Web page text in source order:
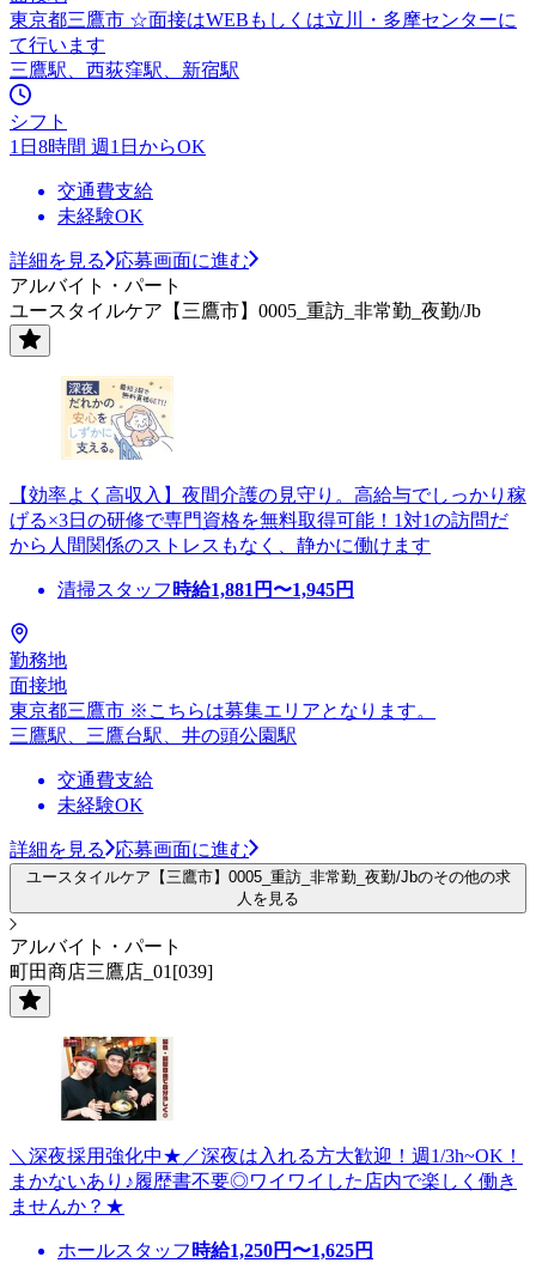
東京都三鷹市 ☆面接はWEBもしくは立川・多摩センターに
て行います
三鷹駅、西荻窪駅、新宿駅
シフト
1日8時間 週1日からOK
交通費支給
未経験OK
詳細を見る
応募画面に進む
アルバイト・パート
ユースタイルケア【三鷹市】0005_重訪_非常勤_夜勤/Jb
【効率よく高収入】夜間介護の見守り。高給与でしっかり稼
げる×3日の研修で専門資格を無料取得可能！1対1の訪問だ
から人間関係のストレスもなく、静かに働けます
清掃スタッフ 時給1,881 円〜1,945円
勤務地
面接地
東京都三鷹市 ※こちらは募集エリアとなります。
三鷹駅、三鷹台駅、井の頭公園駅
交通費支給
未経験OK
詳細を見る 応募画面に進む
ユースタイルケア【三鷹市】0005_重訪_非常勤_夜勤/Jbのその他の求
人を見る
アルバイト・パート
町田商店三鷹店_01[039]
＼深夜採用強化中★／深夜は入れる方大歓迎！週1/3h~OK！
まかないあり♪履歴書不要◎ワイワイした店内で楽しく働き
ませんか？★
ホールスタッフ 時給1,250円〜1,625円